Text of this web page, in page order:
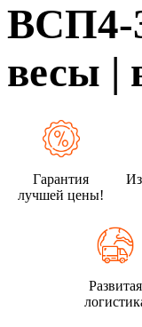
ВСП4-
весы |
Гарантия
лучшей цены!
Развитая